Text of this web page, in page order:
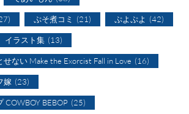
ぷそ煮コミ (21) ぷよぷよ (42)
イラスト集 (13)
ない Make the Exorcist Fall in Love (16)
嫁 (23)
COWBOY BEBOP (25)